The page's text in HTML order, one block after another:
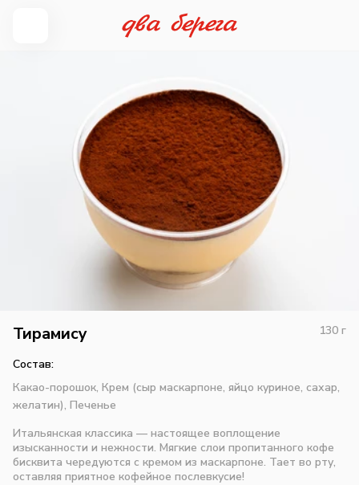
Тирамису 130 г
Состав:
Какао-порошок, Крем (сыр маскарпоне, яйцо куриное, сахар,
желатин), Печенье
Итальянская классика — настоящее воплощение
изысканности и нежности. Мягкие слои пропитанного кофе
бисквита чередуются с кремом из маскарпоне. Тает во рту,
оставляя приятное кофейное послевкусие!